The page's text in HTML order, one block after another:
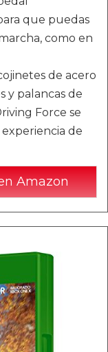
que puedas
como en
de acero
y palancas de
Force se
de
Amazon